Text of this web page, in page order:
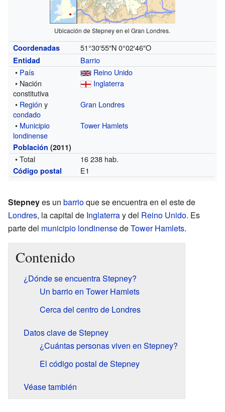
Ubicación de Stepney en el Gran Londres.
Coordenadas 51°30′55″N 0°02′46″O
Entidad
Barrio
• País
Reino Unido
• Nación
constitutiva
Inglaterra
• Región y
condado
Gran Londres
• Municipio
londinense
Tower Hamlets
Población (2011)
• Total 16 238 hab.
Código postal E1
Stepneyes un barrioque se encuentra en el este de
Londres, la capital de Inglaterray del Reino Unido. Es
parte del municipio londinensedeTower Hamlets.
Contenido
¿Dónde se encuentra Stepney?
Un barrio en Tower Hamlets
Cerca del centro de Londres
Datos clave de Stepney
¿Cuántas personas viven en Stepney?
El código postal de Stepney
Véase también